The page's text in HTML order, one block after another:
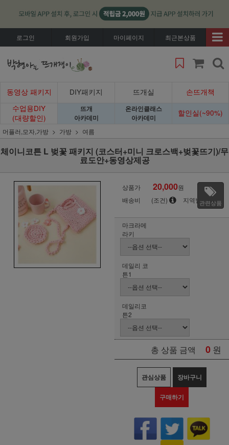
로그인 회원가입 마이페이지 최근본상품
동영상 패키지 DIY패키지 뜨개실
손뜨개책
수업용DIY
(대량할인)
뜨개
아카데미
온라인클래스
아카데미
할인실(~90%)
머플러,모자,가방 가방 여름
체이니코튼 L 벚꽃 패키지 (코스터+미니 크로스백+벚꽃뜨기)/무
료도안+동영상제공
상품가 20,000원
배송비
(조건) 지역별관련상품
마크라메
라키
데일리 코
튼1
데일리코
튼2
총 상품 금액 0 원
관심상품 장바구니
구매하기